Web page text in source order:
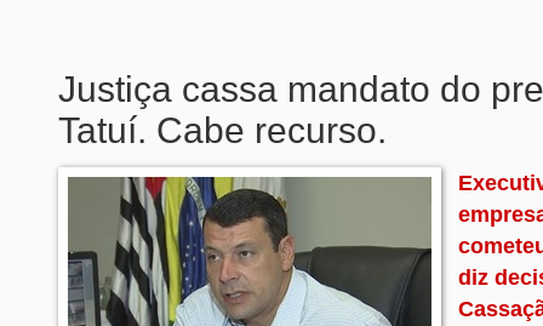
Justiça cassa mandato do
Tatuí. Cabe recurso.
diz